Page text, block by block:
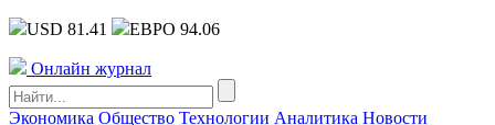
USD 81.41 ЕВРО 94.06
Онлайн журнал
Экономика Общество Технологии Аналитика Новости